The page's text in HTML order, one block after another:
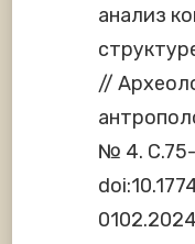
анализ
//
№ 4. С.75-